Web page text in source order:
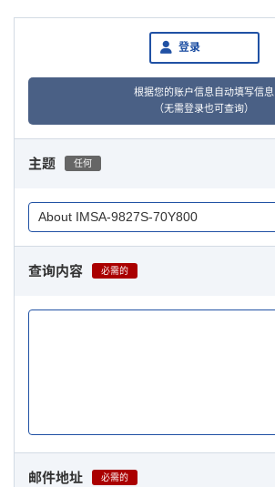
登录
根据您的账户信息自动填写信息
（无需登录也可查询）
主题 任何
查询内容 必需的
邮件地址 必需的